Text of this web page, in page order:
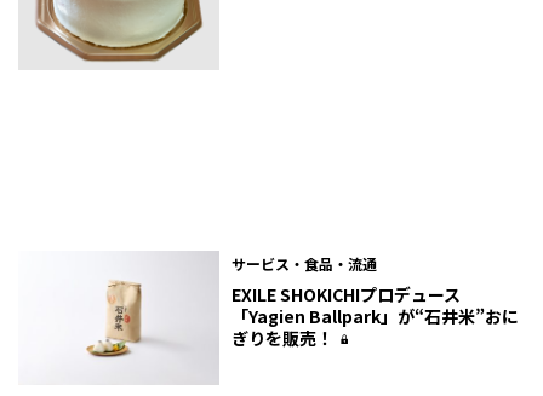
サービス・食品・流通
EXILE SHOKICHIプロデュース
「Yagien Ballpark」が“石井米”おに
ぎりを販売！